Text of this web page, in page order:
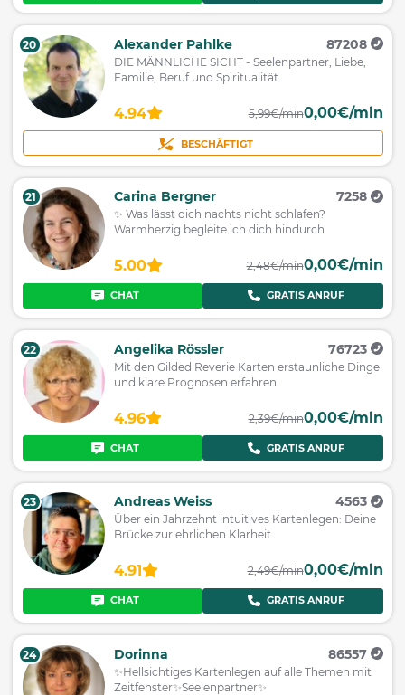
20 Alexander Pahlke 87208
DIE MÄNNLICHE SICHT - Seelenpartner, Liebe,
Familie, Beruf und Spiritualität.
4.94 5,99€/min0,00€/min
BESCHÄFTIGT
21 Carina Bergner 7258
✨ Was lässt dich nachts nicht schlafen?
Warmherzig begleite ich dich hindurch
5.00 2,48€/min0,00€/min
CHAT GRATIS ANRUF
22 Angelika Rössler 76723
Mit den Gilded Reverie Karten erstaunliche Dinge
und klare Prognosen erfahren
4.96 2,39€/min0,00€/min
CHAT GRATIS ANRUF
23 Andreas Weiss 4563
Über ein Jahrzehnt intuitives Kartenlegen: Deine
Brücke zur ehrlichen Klarheit
4.91 2,49€/min0,00€/min
CHAT GRATIS ANRUF
24 Dorinna 86557
✨Hellsichtiges Kartenlegen auf alle Themen mit
Zeitfenster✨Seelenpartner✨